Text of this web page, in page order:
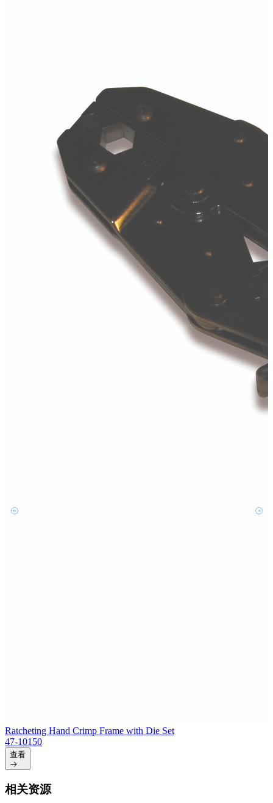
Ratcheting Hand Crimp Frame with Die Set
47-10150
查看
相关资源